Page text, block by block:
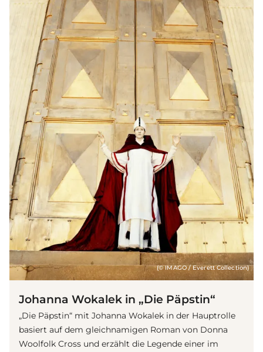
(© IMAGO / Everett Collection)
Johanna Wokalek in „Die Päpstin“
„Die Päpstin“ mit Johanna Wokalek in der Hauptrolle
basiert auf dem gleichnamigen Roman von Donna
Woolfolk Cross und erzählt die Legende einer im